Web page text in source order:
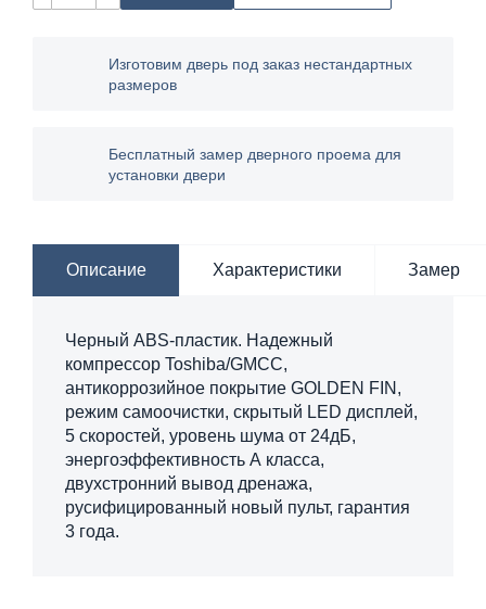
Изготовим дверь под заказ нестандартных
размеров
Бесплатный замер дверного проема для
установки двери
Описание Характеристики Замер
Черный ABS-пластик. Надежный
компрессор Toshiba/GMCC,
антикоррозийное покрытие GOLDEN FIN,
режим самоочистки, скрытый LED дисплей,
5 скоростей, уровень шума от 24дБ,
энергоэффективность А класса,
двухстронний вывод дренажа,
русифицированный новый пульт, гарантия
3 года.